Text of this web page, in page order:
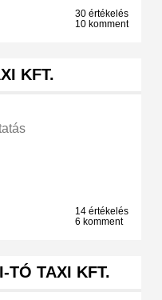
30 értékelés
10 komment
KFT.
14 értékelés
6 komment
TÓ TAXI KFT.